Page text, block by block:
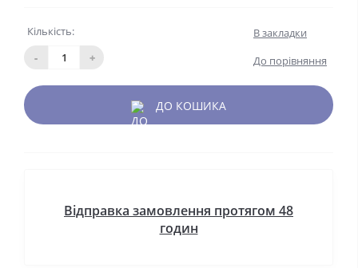
Кількість:
-
+
В закладки
До порівняння
ДО КОШИКА
Відправка замовлення протягом 48
годин